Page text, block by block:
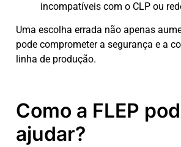
incompatíveis com o CLP ou
Uma escolha errada não apenas
pode comprometer a segurança e a
linha de produção.
Como a FLEP
ajudar?